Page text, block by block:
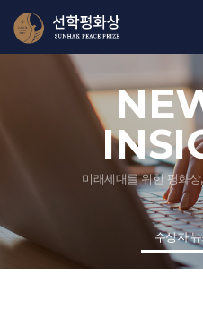
미래세대를 위한 평화
수상자